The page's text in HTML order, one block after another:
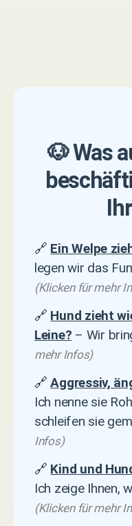
🐶 Was
🔗 Ein Welpe
legen wir das
(Klicken für mehr
🔗 Hund zieht
Leine? – Wir
mehr Infos)
🔗Aggressiv,
Ich nenne sie
schleifen sie
Infos)
🔗 Kind und
Ich zeige Ihnen,
(Klicken für mehr